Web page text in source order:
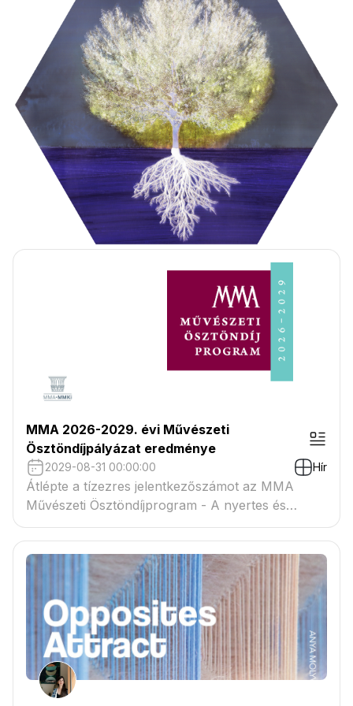
MMA 2026-2029. évi Művészeti
Ösztöndíjpályázat eredménye
2029-08-31 00:00:00 Hír
Átlépte a tízezres jelentkezőszámot az MMA
Művészeti Ösztöndíjprogram - A nyertes és
tartaléklistás pályázók névsora megtekinthető a
csatolmányban